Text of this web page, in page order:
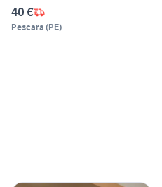
40 €
Pescara (PE)